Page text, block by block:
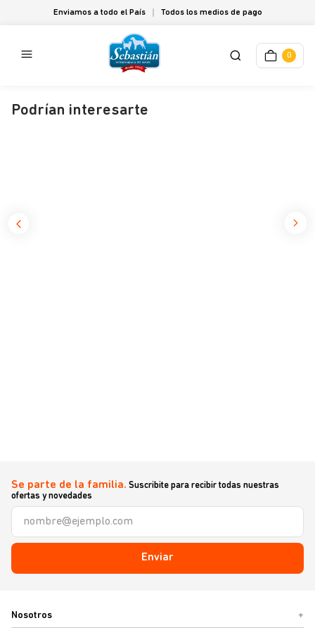
Enviamos a todo el País Todos los medios de pago
0
Podrían interesarte
Se parte de la familia. Suscribite para recibir todas nuestras
ofertas y novedades
Enviar
Nosotros +